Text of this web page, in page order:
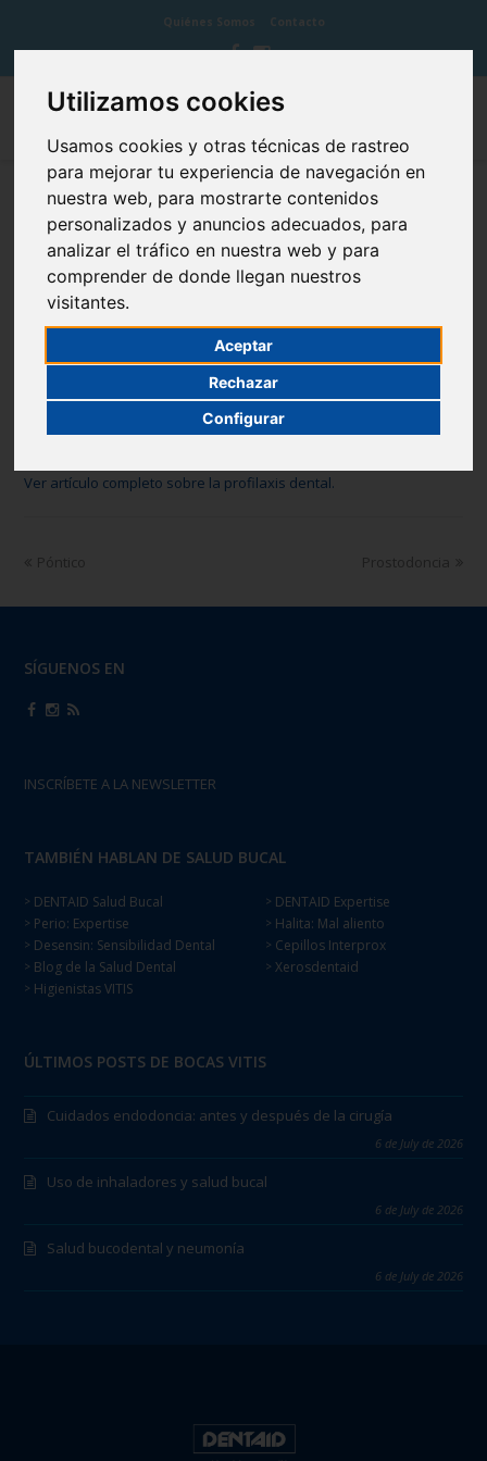
Utilizamos cookies
Usamos cookies y otras técnicas de rastreo
para mejorar tu experiencia de navegación en
nuestra web, para mostrarte contenidos
personalizados y anuncios adecuados, para
analizar el tráfico en nuestra web y para
comprender de donde llegan nuestros
visitantes.
Aceptar
Rechazar
Configurar
Quiénes Somos Contacto
Profilaxis dental
La profilaxis dental es el procedimiento de higiene dental cuyo
objetivo es limpiar las superficies dentarias, retirando el sarro
dental o placa calcificada que se encuentra adherido y
acumulado en aquellas zonas de los dientes que no son
accesibles con el cepillado dental.
Ver artículo completo sobre la profilaxis dental.
Póntico Prostodoncia
SÍGUENOS EN
INSCRÍBETE A LA NEWSLETTER
TAMBIÉN HABLAN DE SALUD BUCAL
> DENTAID Salud Bucal
> Perio: Expertise
> Desensin: Sensibilidad Dental
> Blog de la Salud Dental
> Higienistas VITIS
> DENTAID Expertise
> Halita: Mal aliento
> Cepillos Interprox
> Xerosdentaid
ÚLTIMOS POSTS DE BOCAS VITIS
Cuidados endodoncia: antes y después de la cirugía
6 de July de 2026
Uso de inhaladores y salud bucal
6 de July de 2026
Salud bucodental y neumonía
6 de July de 2026